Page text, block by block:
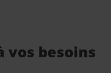
vos besoins